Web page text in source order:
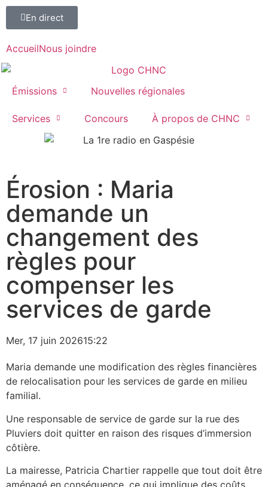
En direct
AccueilNous joindre
Émissions Nouvelles régionales
Services Concours À propos de CHNC
Paspébiac
Érosion : Maria
demande un
changement des
règles pour
compenser les
services de garde
Mer, 17 juin 202615:22
Maria demande une modification des règles financières
de relocalisation pour les services de garde en milieu
familial.
Une responsable de service de garde sur la rue des
Pluviers doit quitter en raison des risques d’immersion
côtière.
La mairesse, Patricia Chartier rappelle que tout doit être